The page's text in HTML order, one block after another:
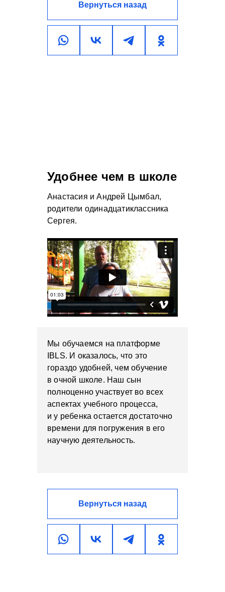
Вернуться назад
Удобнее чем в школе
Вернуться назад
Анастасия и Андрей Цымбал,
родители одинадцатиклассника
Сергея.
Мы обучаемся на платформе
IBLS. И оказалось, что это
гораздо удобней, чем обучение
в очной школе. Наш сын
полноценно участвует во всех
аспектах учебного процесса,
и у ребенка остается достаточно
времени для погружения в его
научную деятельность.